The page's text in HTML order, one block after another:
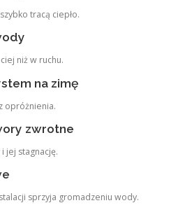
tracą ciepło.
niż w ruchu.
na zimę
opróżnienia.
zwrotne
jej stagnację.
sprzyja gromadzeniu wody.